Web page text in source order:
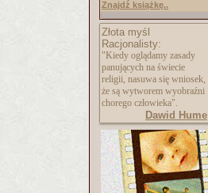
Znajdź książkę..
Złota myśl
Racjonalisty:
"Kiedy oglądamy zasady
panujących na świecie
religii, nasuwa się wniosek,
że są wytworem wyobraźni
chorego człowieka".
Dawid Hume